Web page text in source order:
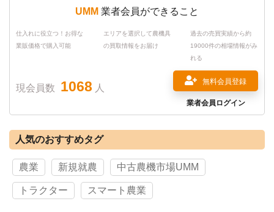
UMM 業者会員ができること
仕入れに役立つ！お得な
業販価格で購入可能
エリアを選択して農機具
の買取情報をお届け
過去の売買実績から約
19000件の相場情報がみ
れる
現会員数 1068 人
無料会員登録
業者会員ログイン
人気のおすすめタグ
農業 新規就農 中古農機市場UMM
トラクター スマート農業